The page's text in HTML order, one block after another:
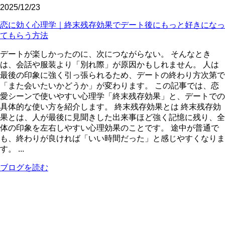
2025/12/23
恋に効く心理学｜終末残存効果でデート後にもっと好きになっ
てもらう方法
デートが楽しかったのに、次につながらない。 そんなとき
は、会話や服装より「別れ際」が原因かもしれません。 人は
最後の印象に強く引っ張られるため、デートの終わり方次第で
「また会いたいかどうか」が変わります。 この記事では、恋
愛シーンで使いやすい心理学「終末残存効果」と、デートでの
具体的な使い方を紹介します。 終末残存効果とは 終末残存効
果とは、人が最後に見聞きした出来事ほど強く記憶に残り、全
体の印象を左右しやすい心理効果のことです。 途中が普通で
も、終わりが良ければ「いい時間だった」と感じやすくなりま
す。 ...
ブログを読む